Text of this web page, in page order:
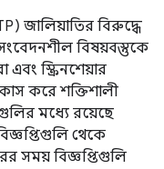
জালিয়াতির বিরুদ্ধে
বিষয়বস্তুকে
এবং স্ক্রিনশেয়ার
করে শক্তিশালী
মধ্যে রয়েছে
থেকে
সময় বিজ্ঞপ্তিগুলি